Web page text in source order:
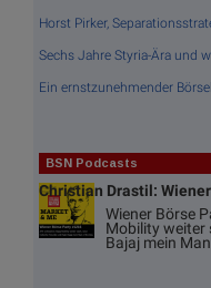
Horst Pirker,
Sechs Jahre Styria-Ära und
Ein ernstzunehmender
BSN Podcasts
Christian Drastil:
Wiener Börse
Mobility weiter
Bajaj mein